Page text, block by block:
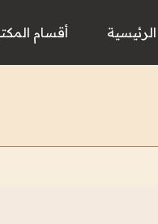
الرئيسية أقسام